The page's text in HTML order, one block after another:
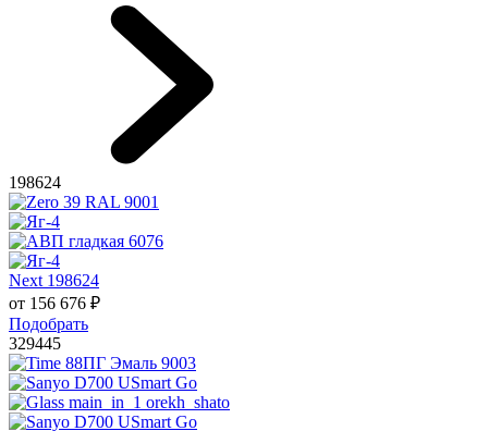
198624
Next 198624
от 156 676 ₽
Подобрать
329445